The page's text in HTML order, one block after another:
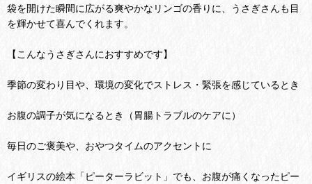
袋を開けた瞬間に広がる爽やかなリンゴの香りに、うさぎさんも目
を輝かせて喜んでくれます。
【こんなうさぎさんにおすすめです】
季節の変わり目や、環境の変化でストレス・緊張を感じているとき
お腹の調子が気になるとき（胃腸トラブルのケアに）
毎日のご褒美や、おやつタイムのアクセントに
イギリスの絵本「ピーターラビット」でも、お腹が痛くなったピー